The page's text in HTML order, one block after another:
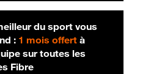
du sport vous
: 1 mois offertà
sur toutes les
Fibre